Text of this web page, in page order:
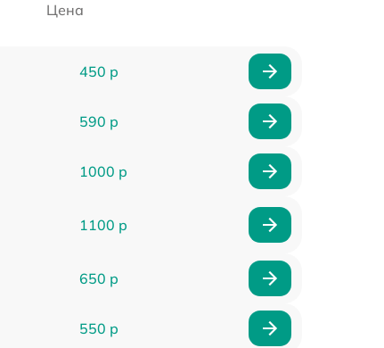
Цена
450 р
590 р
1000 р
1100 р
650 р
550 р